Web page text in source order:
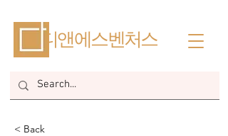
​디앤에스벤처스
< Back